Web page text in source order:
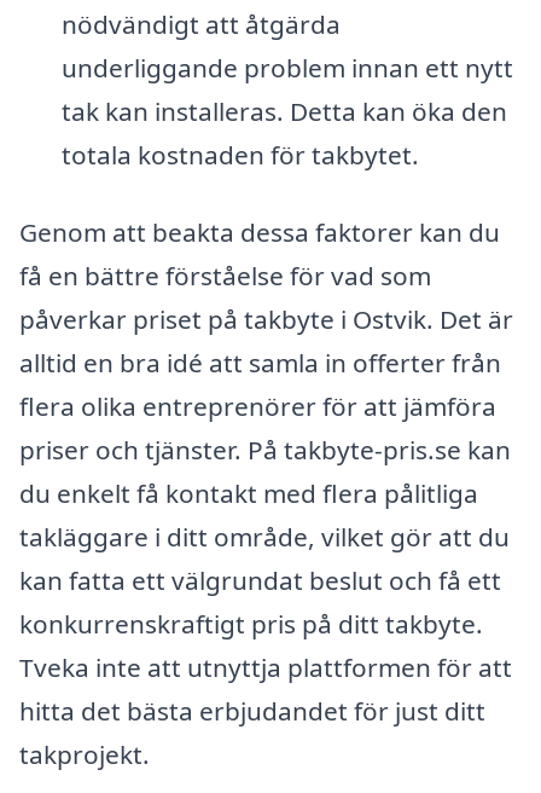
nödvändigt att åtgärda
underliggande problem innan ett nytt
tak kan installeras. Detta kan öka den
totala kostnaden för takbytet.
Genom att beakta dessa faktorer kan du
få en bättre förståelse för vad som
påverkar priset på takbyte i Ostvik. Det är
alltid en bra idé att samla in offerter från
flera olika entreprenörer för att jämföra
priser och tjänster. På takbyte-pris.se kan
du enkelt få kontakt med flera pålitliga
takläggare i ditt område, vilket gör att du
kan fatta ett välgrundat beslut och få ett
konkurrenskraftigt pris på ditt takbyte.
Tveka inte att utnyttja plattformen för att
hitta det bästa erbjudandet för just ditt
takprojekt.